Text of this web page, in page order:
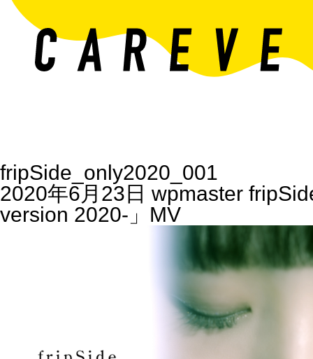
fripSide_only2020_001
2020年6月23日 wpmaster
version 2020-」MV